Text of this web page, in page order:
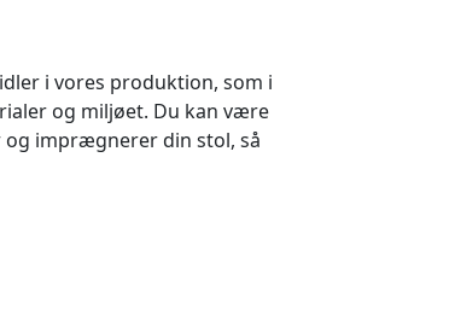
i vores produktion, som i
og miljøet. Du kan være
og imprægnerer din stol, så